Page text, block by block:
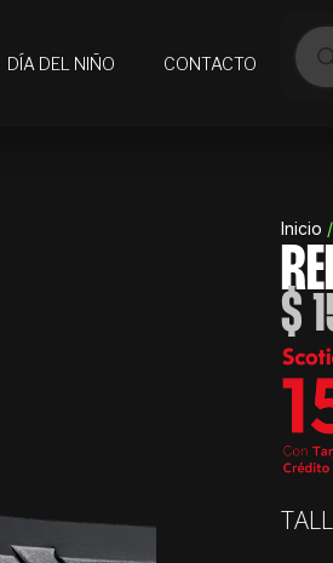
DÍA DEL NIÑO CONTACTO
de
Inicio /
$
de